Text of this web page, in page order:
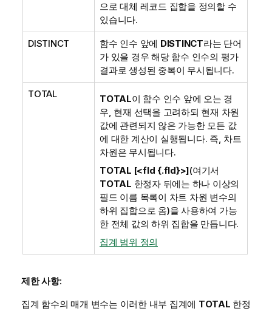
으로 대체 레코드 집합을 정의할 수
있습니다.
DISTINCT 함수 인수 앞에 DISTINCT라는 단어
가 있을 경우 해당 함수 인수의 평가
결과로 생성된 중복이 무시됩니다.
TOTAL TOTAL이 함수 인수 앞에 오는 경
우, 현재 선택을 고려하되 현재 차원
값에 관련되지 않은 가능한 모든 값
에 대한 계산이 실행됩니다. 즉, 차트
차원은 무시됩니다.
TOTAL [<fld {.fld}>](여기서
TOTAL 한정자 뒤에는 하나 이상의
필드 이름 목록이 차트 차원 변수의
하위 집합으로 옴)을 사용하여 가능
한 전체 값의 하위 집합을 만듭니다.
집계 범위 정의
제한 사항:
집계 함수의 매개 변수는 이러한 내부 집계에 TOTAL 한정